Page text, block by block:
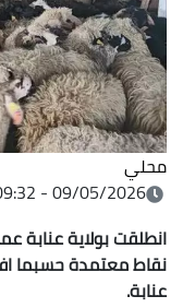
محلي
09/05/2026 - 09:32
نقاط معتمدة حسبما
عنابة.